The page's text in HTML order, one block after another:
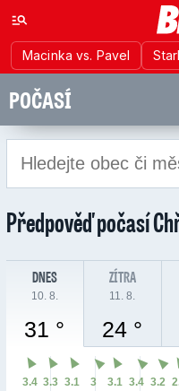
Macinka vs. Pavel
POČASÍ
Předpověď počasí
DNES
10. 8.
31 °
ZÍTRA
11. 8.
24 °
3.4 3.3 3.1 3 3.1 3.4 3.2